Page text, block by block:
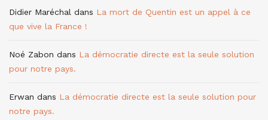
Didier Maréchal dans La mort de Quentin est un appel à ce
que vive la France !
Noé Zabon dans La démocratie directe est la seule solution
pour notre pays.
Erwan dans La démocratie directe est la seule solution pour
notre pays.